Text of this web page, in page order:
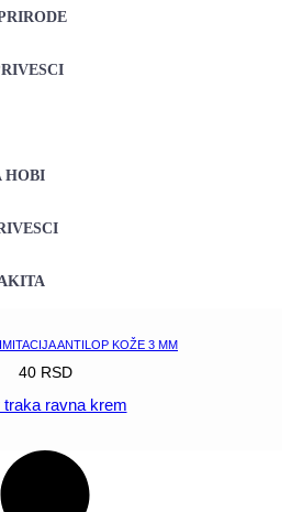
HOBI
ANTILOP KOŽE 3 MM
40 RSD
traka ravna krem